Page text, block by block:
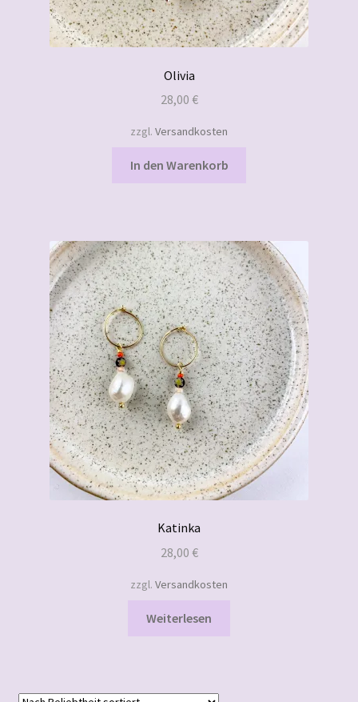
Olivia
28,00 €
zzgl. Versandkosten
In den Warenkorb
Katinka
28,00 €
zzgl. Versandkosten
Weiterlesen